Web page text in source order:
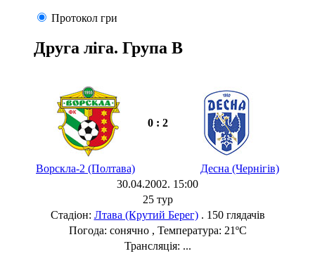
Протокол гри
Друга ліга. Група В
0 : 2
Ворскла-2 (Полтава)
Десна (Чернігів)
30.04.2002. 15:00
25 тур
Стадіон: Лтава (Крутий Берег). 150 глядачів
Погода: сонячно , Температура: 21ºC
Трансляція: ...